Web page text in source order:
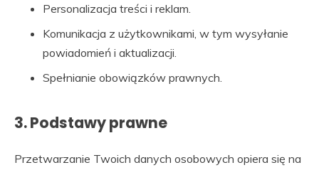
Personalizacja treści i reklam.
Komunikacja z użytkownikami, w tym wysyłanie
powiadomień i aktualizacji.
Spełnianie obowiązków prawnych.
3. Podstawy prawne
Przetwarzanie Twoich danych osobowych opiera się na